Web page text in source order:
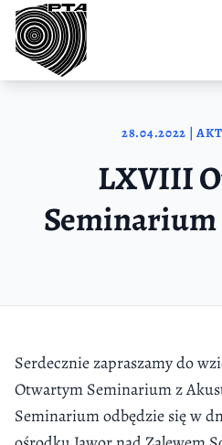
Przejdź do treści
28.04.2022 |
LXVIII
Serdecznie zapraszamy do
Otwartym Seminarium z
Seminarium odbędzie się w